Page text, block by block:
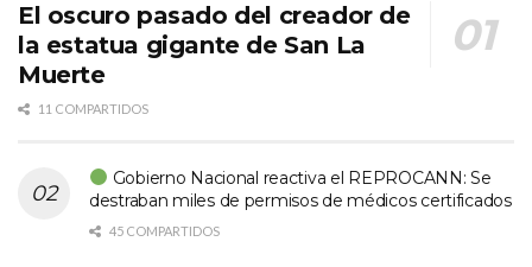
El oscuro pasado del creador de
la estatua gigante de San La
Muerte
11 COMPARTIDOS
Gobierno Nacional reactiva el REPROCANN: Se
destraban miles de permisos de médicos certificados
45 COMPARTIDOS